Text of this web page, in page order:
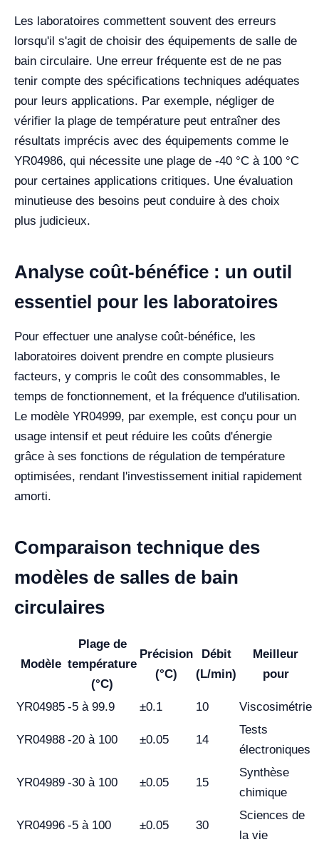
Les laboratoires commettent souvent des erreurs
lorsqu'il s'agit de choisir des équipements de salle de
bain circulaire. Une erreur fréquente est de ne pas
tenir compte des spécifications techniques adéquates
pour leurs applications. Par exemple, négliger de
vérifier la plage de température peut entraîner des
résultats imprécis avec des équipements comme le
YR04986, qui nécessite une plage de -40 °C à 100 °C
pour certaines applications critiques. Une évaluation
minutieuse des besoins peut conduire à des choix
plus judicieux.
Analyse coût-bénéfice : un outil
essentiel pour les laboratoires
Pour effectuer une analyse coût-bénéfice, les
laboratoires doivent prendre en compte plusieurs
facteurs, y compris le coût des consommables, le
temps de fonctionnement, et la fréquence d'utilisation.
Le modèle YR04999, par exemple, est conçu pour un
usage intensif et peut réduire les coûts d'énergie
grâce à ses fonctions de régulation de température
optimisées, rendant l'investissement initial rapidement
amorti.
Comparaison technique des
modèles de salles de bain
circulaires
Modèle
Plage de
température
(°C)
Précision
(°C)
Débit
(L/min)
Meilleur
pour
YR04985 -5 à 99.9 ±0.1 10 Viscosimétrie
YR04988 -20 à 100 ±0.05 14
Tests
électroniques
YR04989 -30 à 100 ±0.05 15
Synthèse
chimique
YR04996 -5 à 100 ±0.05 30
Sciences de
la vie